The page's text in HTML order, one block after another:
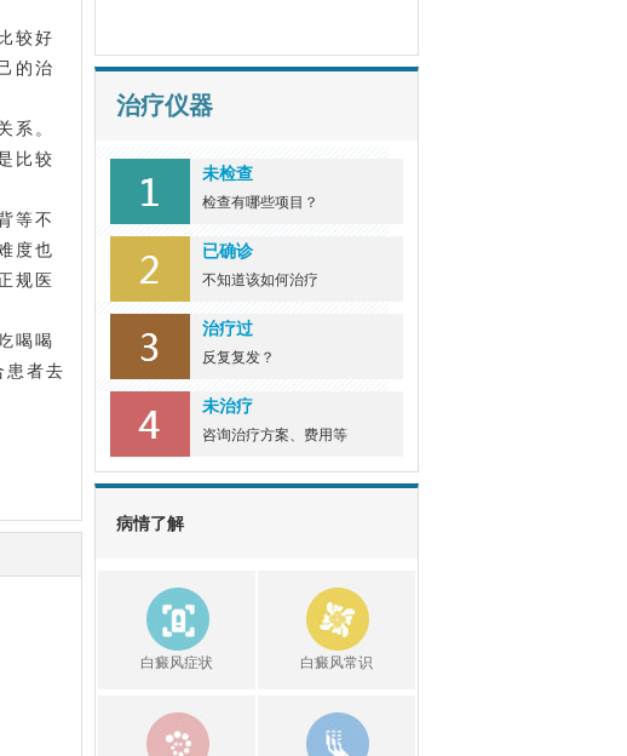
较好
的治
系。
比较
等不
度也
规医
喝喝
患者去
白癜风深圳佳治疗：儿
童
深圳的医院哪家白癜风
好
女性手部出现... [详细]
治疗仪器
未检查
检查有哪些项目？
已确诊
不知道该如何治疗
治疗过
反复复发？
未治疗
咨询治疗方案、费用等
病情了解
白癜风症状 白癜风常识